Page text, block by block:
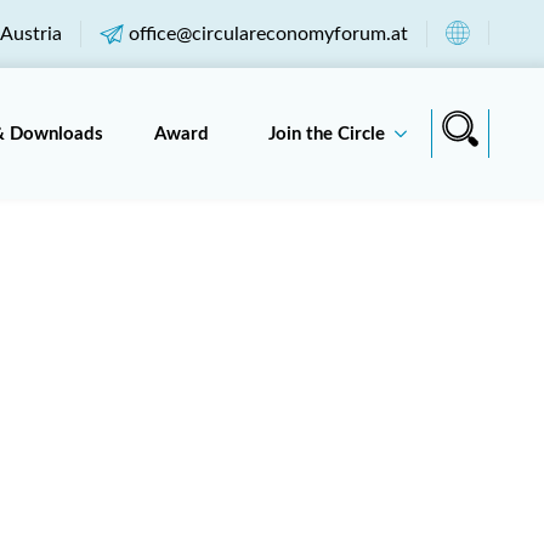
office@circulareconomyforum.at
Downloads Award Join the Circle